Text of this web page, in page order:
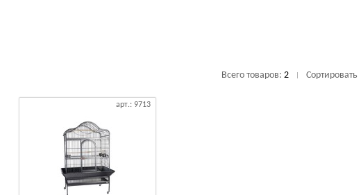
Всего товаров: 2 Сортировать
арт.: 9713